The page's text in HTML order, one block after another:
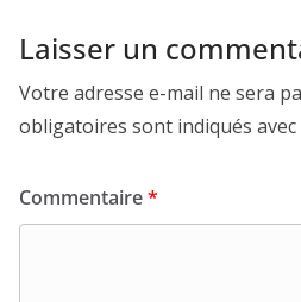
Laisser un
Votre adresse e-mail ne sera
obligatoires sont indiqués avec
Commentaire*